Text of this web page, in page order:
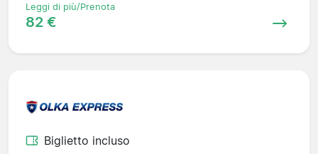
Leggi di più/Prenota
82 €
Biglietto incluso